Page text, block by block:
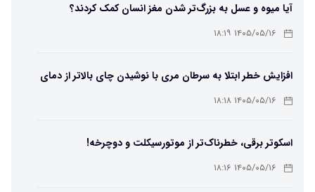
آیا میوه و عسل به بزرگ‌تر شدن مغز انسان کمک کردند؟
۱۴۰۵/۰۵/۱۶ ۱۸:۱۹
افزایش خطر ابتلا به سرطان مری با نوشیدن چای بالاتر از دمای
۶۵ درجه ۱۴۰۵/۰۵/۱۶ ۱۸:۱۸
اسکوتر برقی، خطرناک‌تر از موتورسیکلت و دوچرخه!
۱۴۰۵/۰۵/۱۶ ۱۸:۱۶